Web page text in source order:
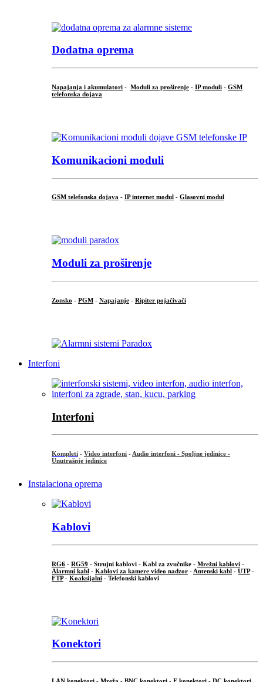
Dodatna oprema
Napajanja i akumulatori - Moduli za proširenje - IP moduli - GSM
telefonska dojava
Komunikacioni moduli
GSM telefonska dojava - IP internet modul - Glasovni modul
Moduli za proširenje
Zonsko - PGM - Napajanje - Ripiter pojačivači
Interfoni
Interfoni
Kompleti - Video interfoni - Audio interfoni - Spoljne jedinice -
Unutrašnje jedinice
Instalaciona oprema
Kablovi
RG6 - RG59 - Strujni kablovi - Kabl za zvučnike - Mrežni kablovi -
Alarmni kabl - Kablovi za kamere video nadzor - Antenski kabl - UTP-
FTP- Koaksijalni - Telefonski kablovi
Konektori